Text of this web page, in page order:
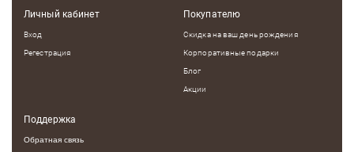
Личный кабинет
Вход
Регестрация
Покупателю
Скидка на ваш день рождения
Корпоративные подарки
Блог
Акции
Поддержка
Обратная связь